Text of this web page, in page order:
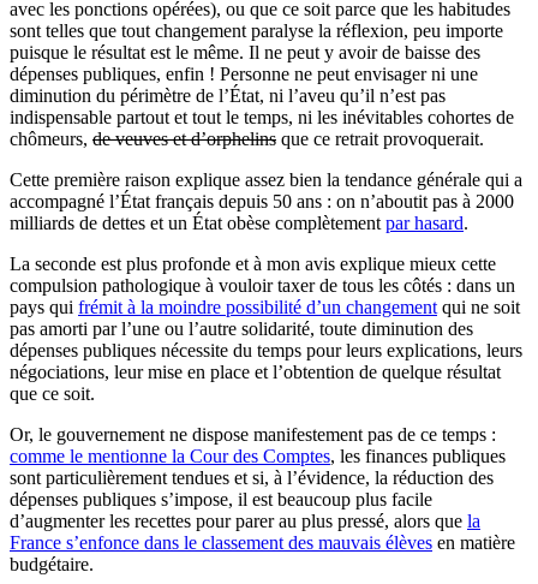
avec les ponctions opérées), ou que ce soit parce que les habitudes
sont telles que tout changement paralyse la réflexion, peu importe
puisque le résultat est le même. Il ne peut y avoir de baisse des
dépenses publiques, enfin ! Personne ne peut envisager ni une
diminution du périmètre de l’État, ni l’aveu qu’il n’est pas
indispensable partout et tout le temps, ni les inévitables cohortes de
chômeurs, de veuves et d’orphelins que ce retrait provoquerait.
Cette première raison explique assez bien la tendance générale qui a
accompagné l’État français depuis 50 ans : on n’aboutit pas à 2000
milliards de dettes et un État obèse complètement par hasard.
La seconde est plus profonde et à mon avis explique mieux cette
compulsion pathologique à vouloir taxer de tous les côtés : dans un
pays qui frémit à la moindre possibilité d’un changement qui ne soit
pas amorti par l’une ou l’autre solidarité, toute diminution des
dépenses publiques nécessite du temps pour leurs explications, leurs
négociations, leur mise en place et l’obtention de quelque résultat
que ce soit.
Or, le gouvernement ne dispose manifestement pas de ce temps :
comme le mentionne la Cour des Comptes, les finances publiques
sont particulièrement tendues et si, à l’évidence, la réduction des
dépenses publiques s’impose, il est beaucoup plus facile
d’augmenter les recettes pour parer au plus pressé, alors que la
France s’enfonce dans le classement des mauvais élèves en matière
budgétaire.